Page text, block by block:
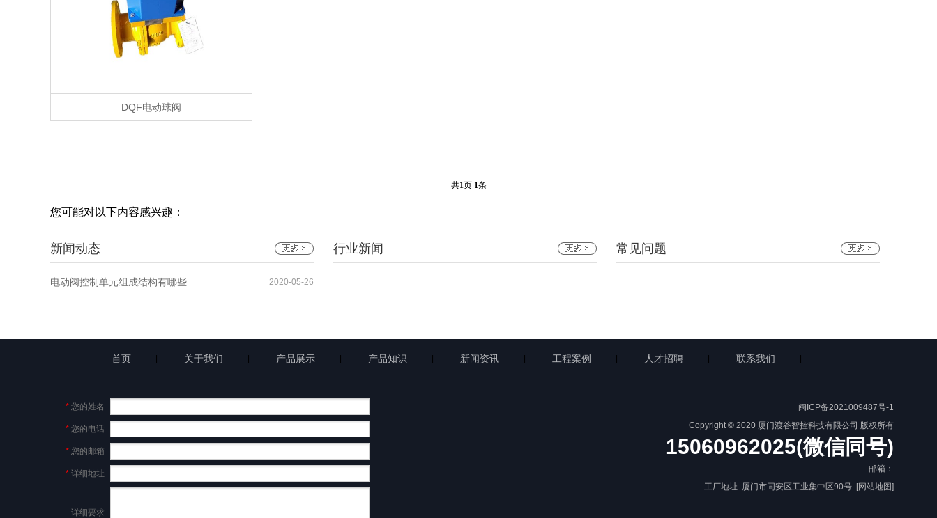
DQF电动球阀
共1页 1条
您可能对以下内容感兴趣：
新闻动态
电动阀控制单元组成结构有哪些 2020-05-26
行业新闻 常见问题
首页 关于我们 产品展示 产品知识 新闻资讯 工程案例 人才招聘 联系我们
* 您的姓名
* 您的电话
* 您的邮箱
* 详细地址
详细要求
闽ICP备2021009487号-1
Copyright © 2020 厦门渡谷智控科技有限公司 版权所有
15060962025(微信同号)
邮箱：
工厂地址: 厦门市同安区工业集中区90号 [网站地图]